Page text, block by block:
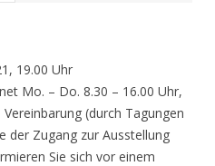
19.00 Uhr
Mo. – Do. 8.30 – 16.00 Uhr,
(durch Tagungen
der Zugang zur Ausstellung
Sie sich vor einem